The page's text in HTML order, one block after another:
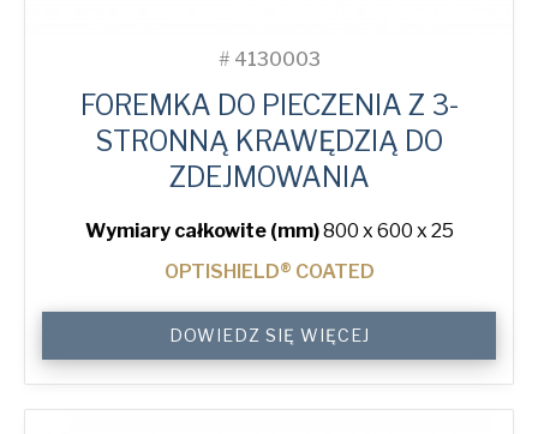
# 4130003
FOREMKA DO PIECZENIA Z 3-
STRONNĄ KRAWĘDZIĄ DO
ZDEJMOWANIA
Wymiary całkowite (mm)800 x 600 x 25
OPTISHIELD® COATED
Peel
Lip
Plain
DOWIEDZ SIĘ WIĘCEJ